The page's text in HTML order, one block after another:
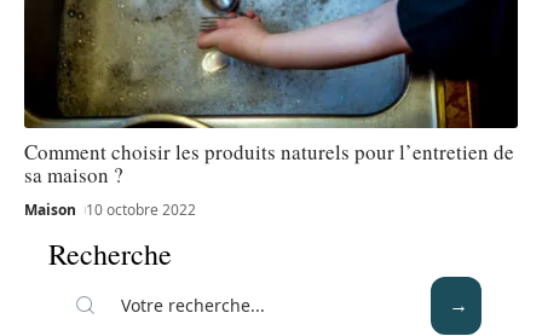
Comment choisir les produits naturels pour l’entretien de
sa maison ?
Maison 10 octobre 2022
Recherche